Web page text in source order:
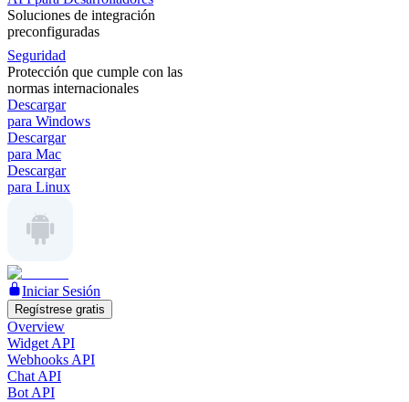
Soluciones de integración
preconfiguradas
Seguridad
Protección que cumple con las
normas internacionales
Descargar
para Windows
Descargar
para Mac
Descargar
para Linux
Iniciar Sesión
Regístrese gratis
Overview
Widget API
Webhooks API
Chat API
Bot API